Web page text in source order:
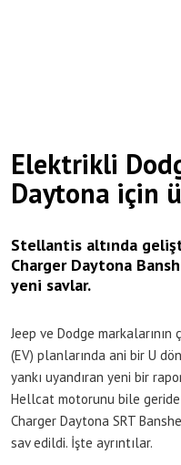
Elektrikli
Daytona için
Stellantis altında
Charger Daytona
yeni savlar.
Jeep ve Dodge
(EV) planlarında ani bir U
yankı uyandıran yeni bir
Hellcat motorunu bile
Charger Daytona SRT
sav edildi. İşte ayrıntılar.